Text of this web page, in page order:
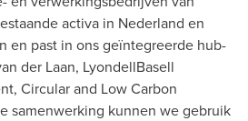
activa in Nederland en
en past in ons geïntegreerde hub-
der Laan, LyondellBasell
Circular and Low Carbon
samenwerking kunnen we gebruik